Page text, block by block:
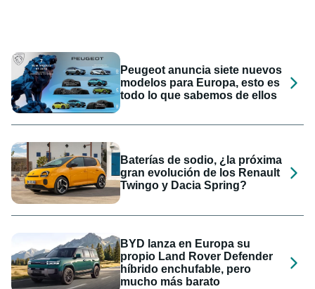
Peugeot anuncia siete nuevos
modelos para Europa, esto es
todo lo que sabemos de ellos
Baterías de sodio, ¿la próxima
gran evolución de los Renault
Twingo y Dacia Spring?
BYD lanza en Europa su
propio Land Rover Defender
híbrido enchufable, pero
mucho más barato